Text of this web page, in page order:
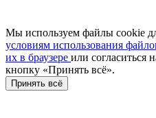
Мы используем файлы cookie
условиям использования
их в браузере или cогласиться
кнопку «Принять всё».
Принять всё